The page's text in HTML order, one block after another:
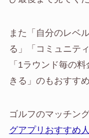
また「自分のレベ
る」「コミュニテ
「1ラウンド毎の
きる」のもおすす
ゴルフのマッチン
グアプリおすすめ